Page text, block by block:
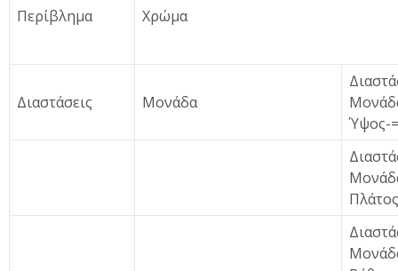
Περίβλημα Χρώμα
Διαστάσεις Μονάδα
Ύψος-